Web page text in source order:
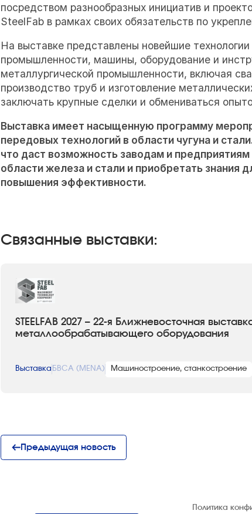
посредством разнообразных инициатив и
SteelFab в рамках своих обязательств по
На выставке представлены новейшие
промышленности, машины, оборудование и
металлургической промышленности, включая
производство труб и изготовление
заключать крупные сделки и обмениваться
Выставка имеет насыщенную программу
передовых технологий в области чугуна и
что даст возможность заводам и
области железа и стали и приобретать знания
повышения эффективности.
Связанные выставки:
STEELFAB 2027 – 22-я Ближневосточная
металлообрабатывающего оборудования
Выставка БВСА (MENA) Машиностроение, станкостроение
Предыдущая новость
Политика